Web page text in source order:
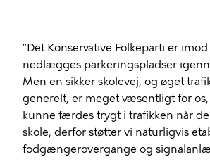
”Det Konservative Folkeparti er
nedlægges parkeringspladser
Men en sikker skolevej, og øget
generelt, er meget væsentligt for os,
kunne færdes trygt i trafikken når de
skole, derfor støtter vi naturligvis
fodgængerovergange og